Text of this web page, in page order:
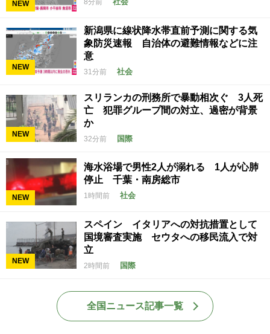
NEW 8分前
NEW
新潟県に線状降水帯直前予測に関する気
象防災速報 自治体の避難情報などに注
意
31分前 社会
NEW
スリランカの刑務所で暴動相次ぐ 3人死
亡 犯罪グループ間の対立、過密が背景
か
32分前 国際
NEW
海水浴場で男性2人が溺れる 1人が心肺
停止 千葉・南房総市
1時間前 社会
NEW
スペイン イタリアへの対抗措置として
国境審査実施 セウタへの移民流入で対
立
2時間前 国際
全国ニュース記事一覧